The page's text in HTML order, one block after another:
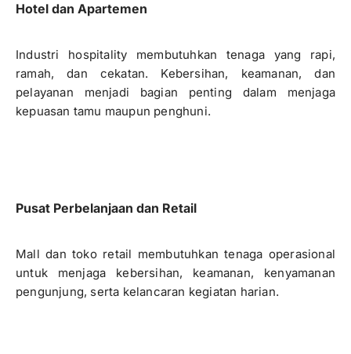
Hotel dan Apartemen
Industri hospitality membutuhkan tenaga yang rapi,
ramah, dan cekatan. Kebersihan, keamanan, dan
pelayanan menjadi bagian penting dalam menjaga
kepuasan tamu maupun penghuni.
Pusat Perbelanjaan dan Retail
Mall dan toko retail membutuhkan tenaga operasional
untuk menjaga kebersihan, keamanan, kenyamanan
pengunjung, serta kelancaran kegiatan harian.